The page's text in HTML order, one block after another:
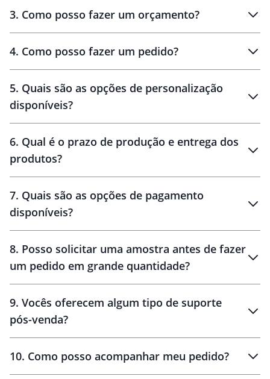
personalizados
3. Como posso fazer um orçamento?
brinde
personalização
4. Como posso fazer um pedido?
amostra virtual
5. Quais são as opções de personalização
disponíveis?
6. Qual é o prazo de produção e entrega dos
produtos?
10 dias
brinde
48 horas
7. Quais são as opções de pagamento
disponíveis?
8. Posso solicitar uma amostra antes de fazer
um pedido em grande quantidade?
amostras
9. Vocês oferecem algum tipo de suporte
pós-venda?
10. Como posso acompanhar meu pedido?